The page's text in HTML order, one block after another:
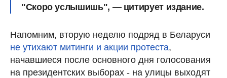
"Скоро услышишь", — цитирует издание.
Напомним, вторую неделю подряд в Беларуси
не утихают митинги и акции протеста,
начавшиеся после основного дня голосования
на президентских выборах - на улицы выходят